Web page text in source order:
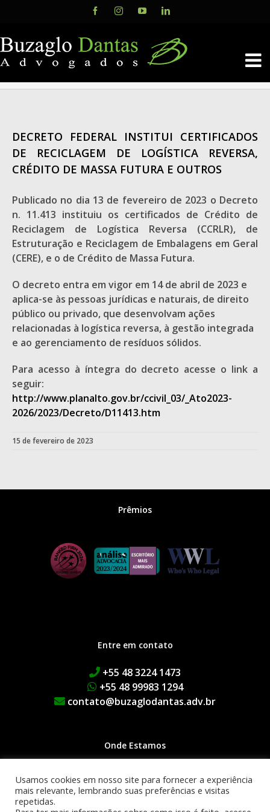
content
FacebookInstagramYouTubeLinkedIn
DECRETO FEDERAL INSTITUI CERTIFICADOS
DE RECICLAGEM DE LOGÍSTICA REVERSA,
CRÉDITO DE MASSA FUTURA E OUTROS
Publicado no dia 13 de fevereiro de 2023 o Decreto
n. 11.413 instituiu os certificados de Crédito de
Reciclagem de Logística Reversa (CCRLR), de
Estruturação e Reciclagem de Embalagens em Geral
(CERE), e o de Crédito de Massa Futura.
O decreto entra em vigor em 14 de abril de 2023 e
aplica-se às pessoas jurídicas e naturais, de direito
público ou privado, que desenvolvam ações
relacionadas à logística reversa, à gestão integrada
e ao gerenciamento de resíduos sólidos.
Para acesso à íntegra do decreto acesse o link a
seguir:
http://www.planalto.gov.br/ccivil_03/_Ato2023-
2026/2023/Decreto/D11413.htm
15 de fevereiro de 2023
Prêmios
Entre em contato
+55 48 3224 1473
+55 48 99983 1294
contato@buzaglodantas.adv.br
Onde Estamos
Rua Adolfo Melo, 38 | Centro
Edifício Executive Manhattan
Usamos cookies em nosso site para fornecer a experiência
mais relevante, lembrando suas preferências e visitas
repetidas.